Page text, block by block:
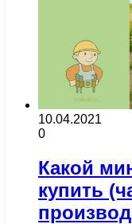
10.04.2021
0
Какой
купить